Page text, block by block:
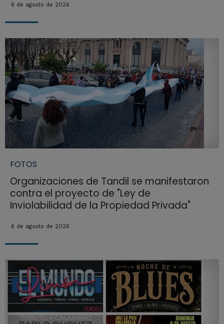
6 de agosto de 2026
FOTOS
Organizaciones de Tandil se manifestaron
contra el proyecto de "Ley de
Inviolabilidad de la Propiedad Privada"
6 de agosto de 2026